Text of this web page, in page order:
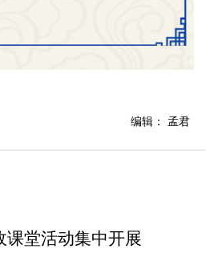
编辑： 孟君
课堂活动集中开展